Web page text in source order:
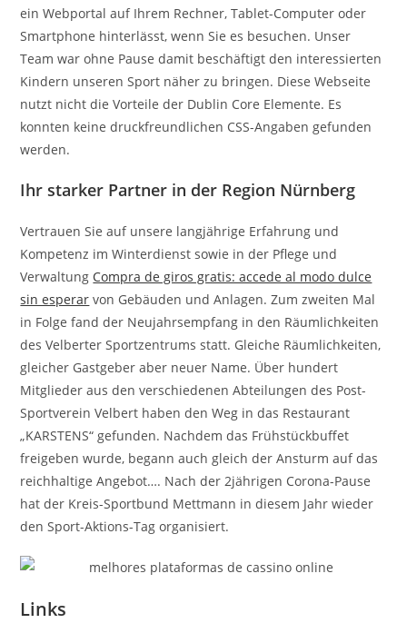
ein Webportal auf Ihrem Rechner, Tablet-Computer oder
Smartphone hinterlässt, wenn Sie es besuchen. Unser
Team war ohne Pause damit beschäftigt den interessierten
Kindern unseren Sport näher zu bringen. Diese Webseite
nutzt nicht die Vorteile der Dublin Core Elemente. Es
konnten keine druckfreundlichen CSS-Angaben gefunden
werden.
Ihr starker Partner in der Region Nürnberg
Vertrauen Sie auf unsere langjährige Erfahrung und
Kompetenz im Winterdienst sowie in der Pflege und
Verwaltung Compra de giros gratis: accede al modo dulce
sin esperar von Gebäuden und Anlagen. Zum zweiten Mal
in Folge fand der Neujahrsempfang in den Räumlichkeiten
des Velberter Sportzentrums statt. Gleiche Räumlichkeiten,
gleicher Gastgeber aber neuer Name. Über hundert
Mitglieder aus den verschiedenen Abteilungen des Post-
Sportverein Velbert haben den Weg in das Restaurant
„KARSTENS“ gefunden. Nachdem das Frühstückbuffet
freigeben wurde, begann auch gleich der Ansturm auf das
reichhaltige Angebot…. Nach der 2jährigen Corona-Pause
hat der Kreis-Sportbund Mettmann in diesem Jahr wieder
den Sport-Aktions-Tag organisiert.
Links